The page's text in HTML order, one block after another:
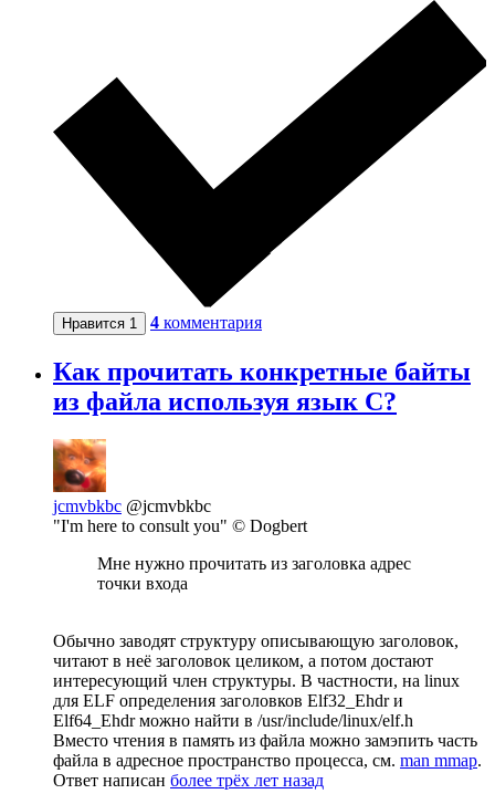
Нравится 1 4 комментария
Как прочитать конкретные байты
из файла используя язык С?
jcmvbkbc @jcmvbkbc
"I'm here to consult you" © Dogbert
Мне нужно прочитать из заголовка адрес
точки входа
Обычно заводят структуру описывающую заголовок,
читают в неё заголовок целиком, а потом достают
интересующий член структуры. В частности, на linux
для ELF определения заголовков Elf32_Ehdr и
Elf64_Ehdr можно найти в /usr/include/linux/elf.h
Вместо чтения в память из файла можно замэпить часть
файла в адресное пространство процесса, см. man mmap.
Ответ написан более трёх лет назад